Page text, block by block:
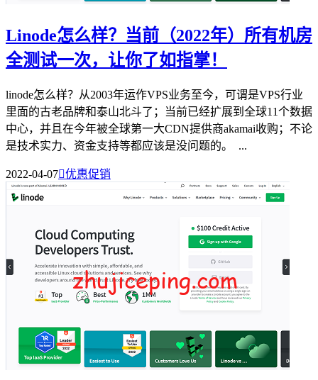
Linode怎么样？当前（2022年）所有机房
全测试一次，让你了如指掌！
linode怎么样？从2003年运作VPS业务至今，可谓是VPS行业
里面的古老品牌和泰山北斗了；当前已经扩展到全球11个数据
中心，并且在今年被全球第一大CDN提供商akamai收购；不论
是技术实力、资金支持等都应该是没问题的。 ...
2022-04-07优惠促销